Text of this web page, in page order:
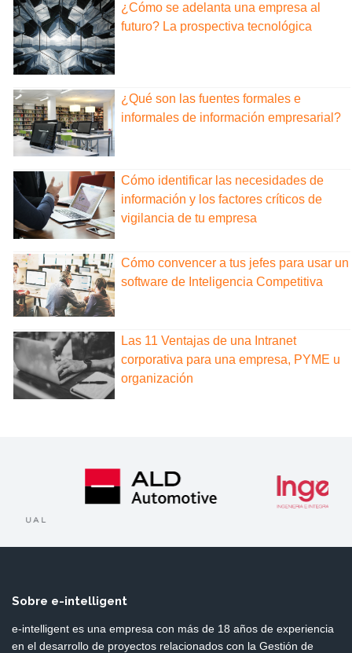
¿Cómo se adelanta una empresa al
futuro? La prospectiva tecnológica
¿Qué son las fuentes formales e
informales de información empresarial?
Cómo identificar las necesidades de
información y los factores críticos de
vigilancia de tu empresa
Cómo convencer a tus jefes para usar un
software de Inteligencia Competitiva
Las 11 Ventajas de una Intranet
corporativa para una empresa, PYME u
organización
Sobre e-intelligent
e-intelligent es una empresa con más de 18 años de experiencia
en el desarrollo de proyectos relacionados con la Gestión de